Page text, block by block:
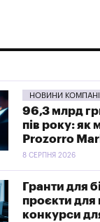
НОВИНИ
96,3 млрд
пів року: як
Prozorro
8 СЕРПНЯ 2026
Гранти для
проєкти для
конкурси